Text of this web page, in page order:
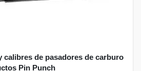
calibres de pasadores de carburo
Pin Punch